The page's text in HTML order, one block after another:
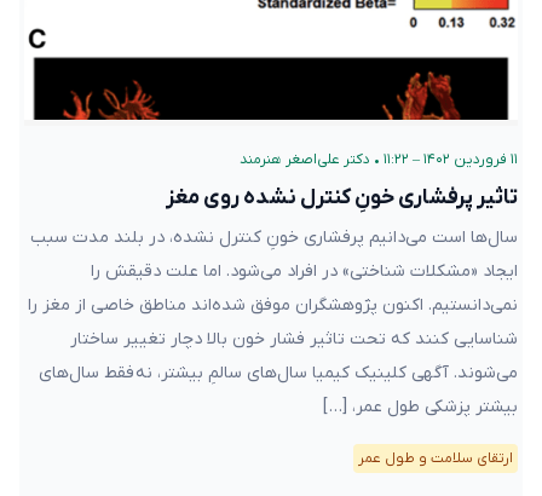
۱۱ فروردین ۱۴۰۲ – ۱۱:۲۲ • دکتر علی‌اصغر هنرمند
تاثیر پرفشاری خونِ کنترل نشده روی مغز
سال‌ها است می‌دانیم پرفشاری خونِ کنترل نشده، در بلند مدت سبب
ایجاد «مشکلات شناختی» در افراد می‌شود. اما علت دقیقش را
نمی‌دانستیم. اکنون پژوهشگران موفق ‌شده‌اند مناطق خاصی از مغز را
شناسایی کنند که تحت تاثیر فشار خون بالا دچار تغییر ساختار
می‌شوند. آگهی کلینیک کیمیا سال‌های سالمِ بیشتر، نه فقط سال‌های
بیشتر پزشکی طول عمر، […]
ارتقای سلامت و طول عمر